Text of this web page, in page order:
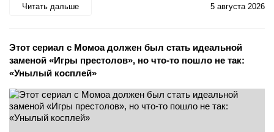
Читать дальше 5 августа 2026
Этот сериал с Момоа должен был стать идеальной
заменой «Игры престолов», но что-то пошло не так:
«Унылый косплей»